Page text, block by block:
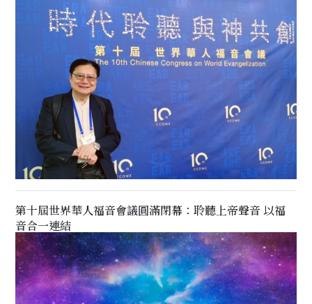
第十屆世界華人福音會議圓滿閉幕：聆聽上帝聲音 以福
音合一連結